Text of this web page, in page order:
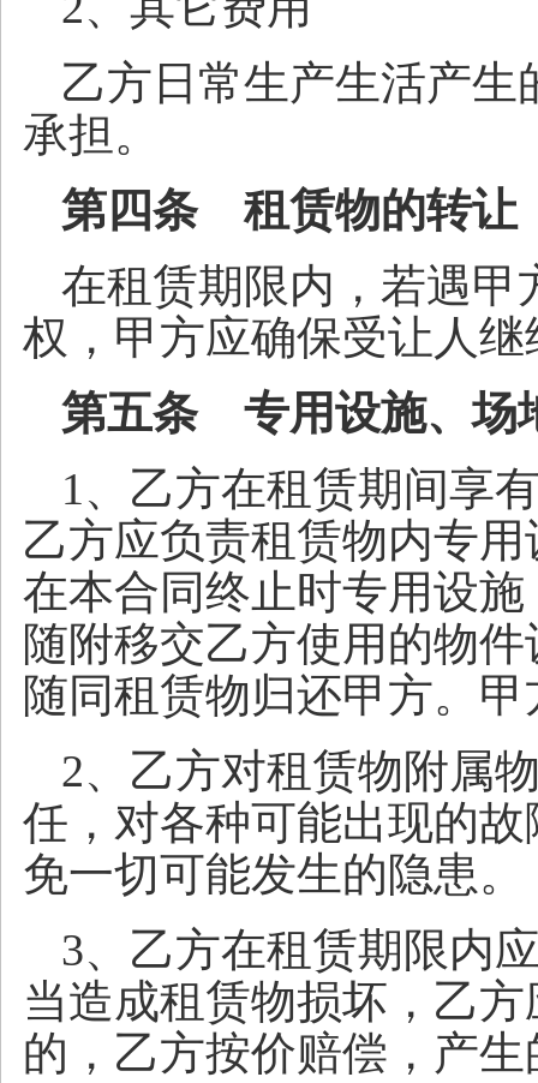
乙方日常生产生活产
承担。
第四条 租赁物的转让
在租赁期限内，若遇甲
权，甲方应确保受让人
第五条 专用设施、场
1、乙方在租赁期间享
乙方应负责租赁物内专
在本合同终止时专用设
随附移交乙方使用的物
随同租赁物归还甲方。
2、乙方对租赁物附属
任，对各种可能出现的
免一切可能发生的隐患。
3、乙方在租赁期限内
当造成租赁物损坏，乙
的，乙方按价赔偿，产